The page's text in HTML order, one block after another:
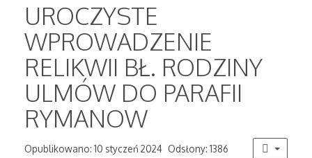
UROCZYSTE
WPROWADZENIE
RELIKWII BŁ. RODZINY
ULMÓW DO PARAFII
RYMANOW
Opublikowano: 10 styczeń 2024 Odsłony: 1386